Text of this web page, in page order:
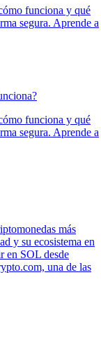
funciona y qué
segura. Aprende a
funciona y qué
segura. Aprende a
más
y su ecosistema en
en SOL desde
una de las